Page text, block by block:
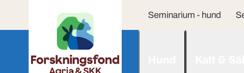
Seminarium - hund